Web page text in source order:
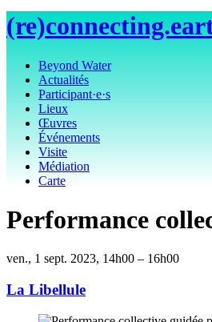
Beyond Water
Actualités
Participant·e·s
Lieux
Œuvres
Événements
Visite
Médiation
Carte
Performance
ven., 1 sept. 2023, 14h00 – 16h00
La Libellule